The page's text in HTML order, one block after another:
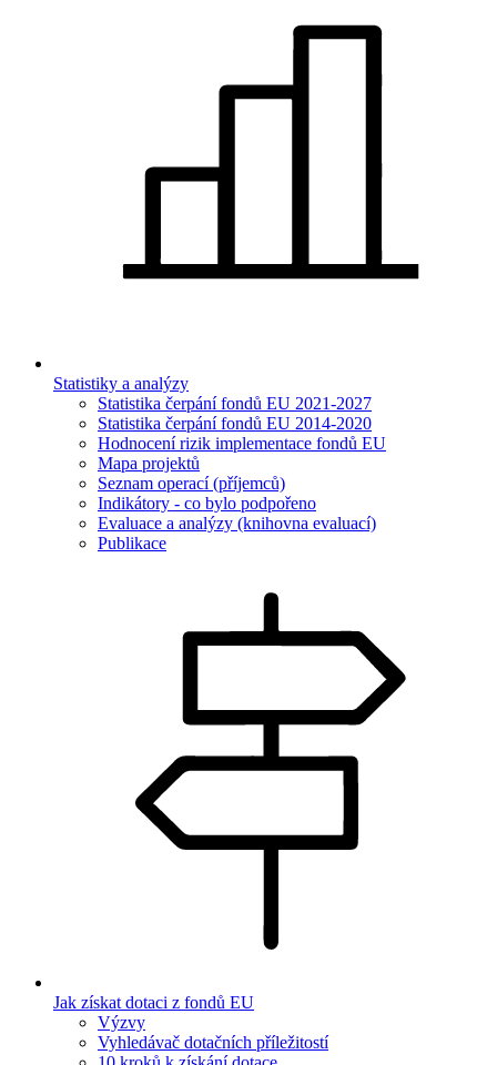
Statistiky a analýzy
Statistika čerpání fondů EU 2021-2027
Statistika čerpání fondů EU 2014-2020
Hodnocení rizik implementace fondů EU
Mapa projektů
Seznam operací (příjemců)
Indikátory - co bylo podpořeno
Evaluace a analýzy (knihovna evaluací)
Publikace
Jak získat dotaci z fondů EU
Výzvy
Vyhledávač dotačních příležitostí